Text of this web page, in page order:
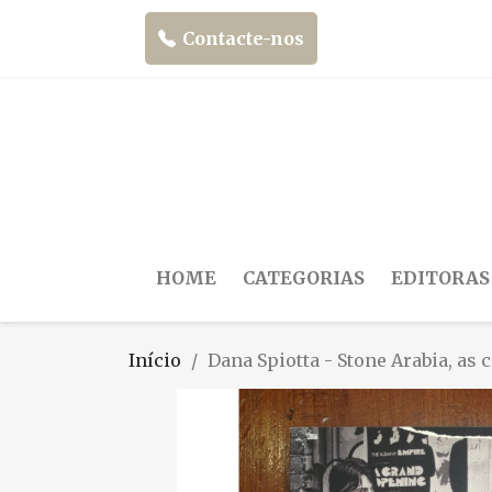
Contacte-nos
HOME CATEGORIAS EDITORAS
Início Dana Spiotta - Stone Arabia,